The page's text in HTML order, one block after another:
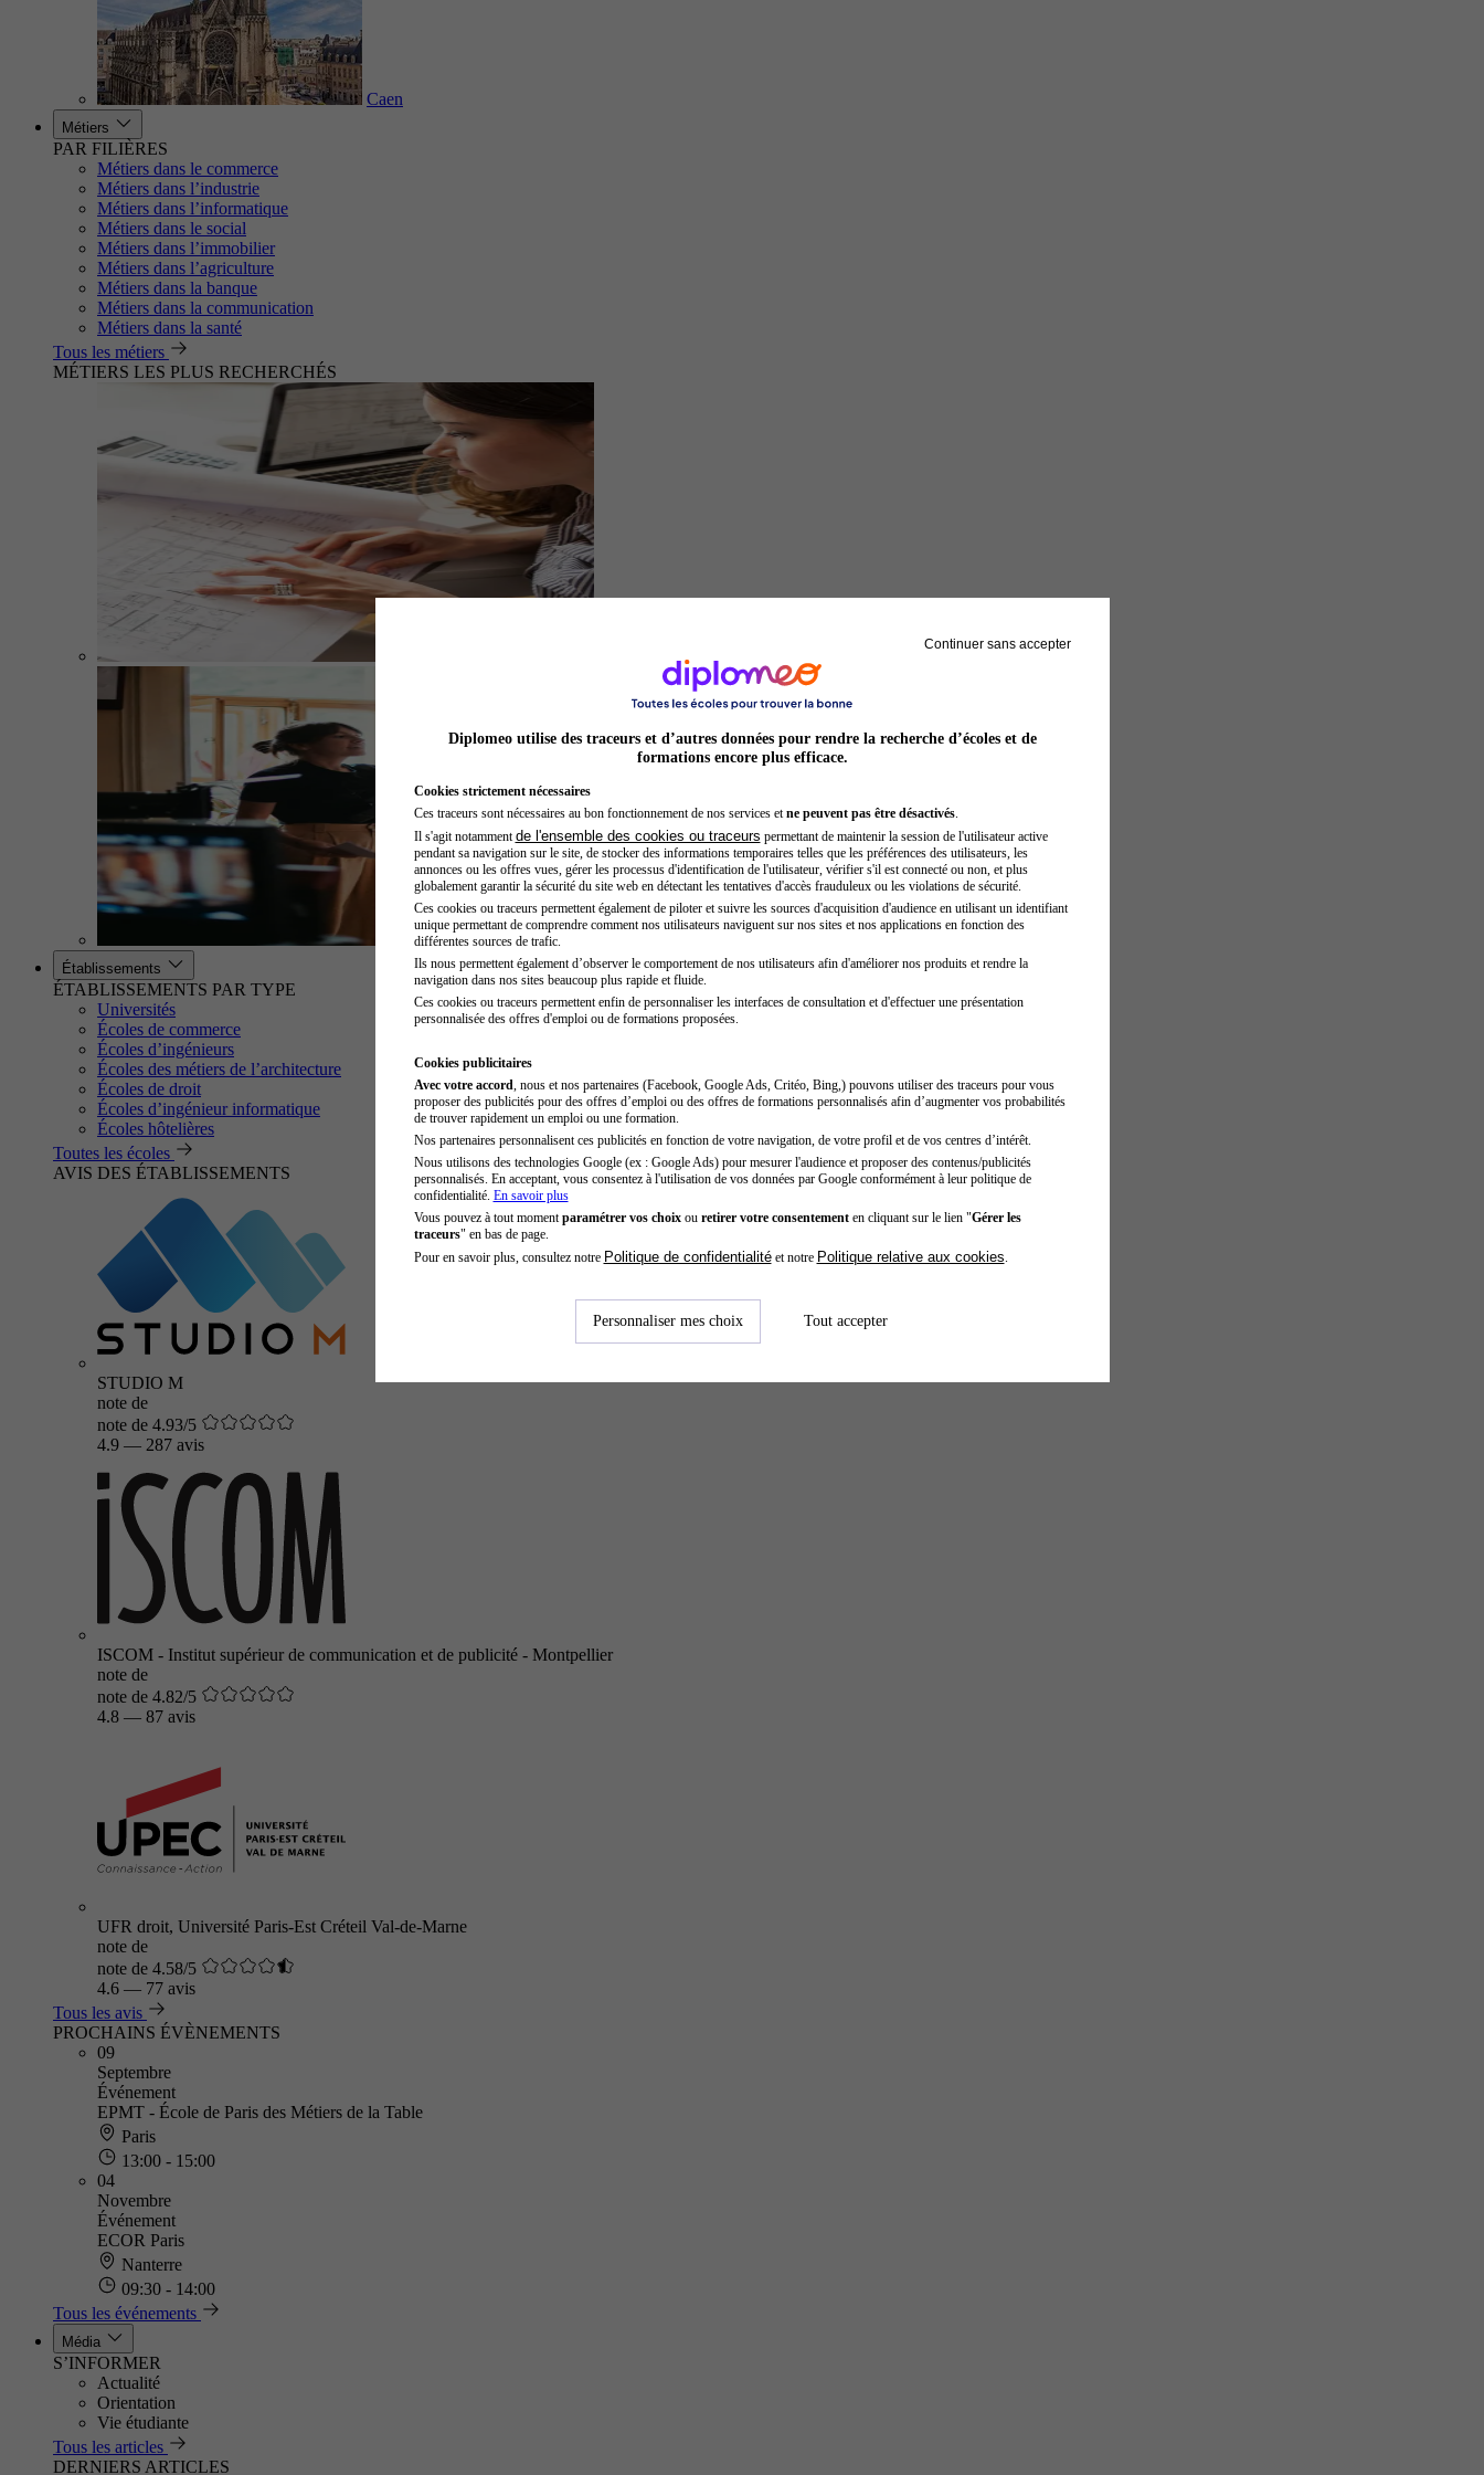
Caen
Métiers
PAR FILIÈRES
Métiers dans le commerce
Métiers dans l’industrie
Métiers dans l’informatique
Métiers dans le social
Métiers dans l’immobilier
Métiers dans l’agriculture
Métiers dans la banque
Métiers dans la communication
Métiers dans la santé
Tous les métiers
MÉTIERS LES PLUS RECHERCHÉS
Établissements
ÉTABLISSEMENTS PAR TYPE
Universités
Écoles de commerce
Écoles d’ingénieurs
Écoles des métiers de l’architecture
Écoles de droit
Écoles d’ingénieur informatique
Écoles hôtelières
Toutes les écoles
AVIS DES ÉTABLISSEMENTS
STUDIO M
note de
note de 4.93/5
4.9 — 287 avis
ISCOM - Institut supérieur de communication et de publicité - Montpellier
note de
note de 4.82/5
4.8 — 87 avis
UFR droit, Université Paris-Est Créteil Val-de-Marne
note de
note de 4.58/5
4.6 — 77 avis
Tous les avis
PROCHAINS ÉVÈNEMENTS
09
Septembre
Événement
EPMT - École de Paris des Métiers de la Table
Paris
13:00 - 15:00
04
Novembre
Événement
ECOR Paris
Nanterre
09:30 - 14:00
Tous les événements
Média
S’INFORMER
Actualité
Orientation
Vie étudiante
Tous les articles
DERNIERS ARTICLES
Continuer sans accepter
Diplomeo utilise des traceurs et d’autres données pour rendre la recherche d’écoles et de
formations encore plus efficace.
Cookies strictement nécessaires
Ces traceurs sont nécessaires au bon fonctionnement de nos services et ne peuvent pas être désactivés.
Il s'agit notamment de l'ensemble des cookies ou traceurs permettant de maintenir la session de l'utilisateur active
pendant sa navigation sur le site, de stocker des informations temporaires telles que les préférences des utilisateurs, les
annonces ou les offres vues, gérer les processus d'identification de l'utilisateur, vérifier s'il est connecté ou non, et plus
globalement garantir la sécurité du site web en détectant les tentatives d'accès frauduleux ou les violations de sécurité.
Ces cookies ou traceurs permettent également de piloter et suivre les sources d'acquisition d'audience en utilisant un identifiant
unique permettant de comprendre comment nos utilisateurs naviguent sur nos sites et nos applications en fonction des
différentes sources de trafic.
Ils nous permettent également d’observer le comportement de nos utilisateurs afin d'améliorer nos produits et rendre la
navigation dans nos sites beaucoup plus rapide et fluide.
Ces cookies ou traceurs permettent enfin de personnaliser les interfaces de consultation et d'effectuer une présentation
personnalisée des offres d'emploi ou de formations proposées.
Cookies publicitaires
Avec votre accord , nous et nos partenaires (Facebook, Google Ads, Critéo, Bing,) pouvons utiliser des traceurs pour vous
proposer des publicités pour des offres d’emploi ou des offres de formations personnalisés afin d’augmenter vos probabilités
de trouver rapidement un emploi ou une formation.
Nos partenaires personnalisent ces publicités en fonction de votre navigation, de votre profil et de vos centres d’intérêt.
Nous utilisons des technologies Google (ex : Google Ads) pour mesurer l'audience et proposer des contenus/publicités
personnalisés. En acceptant, vous consentez à l'utilisation de vos données par Google conformément à leur politique de
confidentialité. En savoir plus
Vous pouvez à tout moment paramétrer vos choixou retirer votre consentementen cliquant sur le lien "Gérer les
traceurs" en bas de page.
Pour en savoir plus, consultez notre Politique de confidentialitéet notre Politique relative aux cookies
Personnaliser mes choix Tout accepter